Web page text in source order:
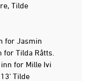
Tilde
for Jasmin
for Tilda Råtts.
inn for Mille Ivi
Tilde